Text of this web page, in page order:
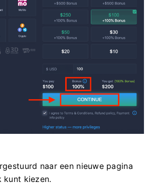
naar een nieuwe pagina
kunt kiezen.